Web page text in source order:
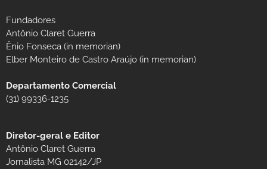
Fundadores
Antônio Claret Guerra
Ênio Fonseca (in memorian)
Elber Monteiro de Castro Araújo (in memorian)
Departamento Comercial
(31) 99336-1235
Diretor-geral e Editor
Antônio Claret Guerra
Jornalista MG 02142/JP